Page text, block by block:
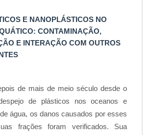
E NANOPLÁSTICOS NO
CONTAMINAÇÃO,
E INTERAÇÃO COM OUTROS
de mais de meio século desde o
de plásticos nos oceanos e
água, os danos causados por esses
frações foram verificados. Sua